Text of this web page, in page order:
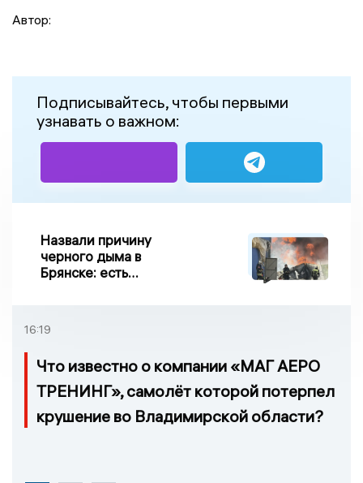
Автор:
Подписывайтесь, чтобы первыми
узнавать о важном:
Назвали причину
черного дыма в
Брянске: есть
16:19
Что известно о компании «МАГ АЕРО
ТРЕНИНГ», самолёт которой потерпел
крушение во Владимирской области?